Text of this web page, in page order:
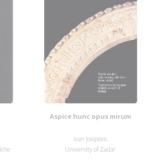
Aspice hunc opus mirum
Ivan Josipovic
University of Zadar